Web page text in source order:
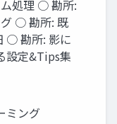
処理 ○ 勘所:
○ 勘所: 既
○ 勘所: 影に
設定&Tips集
ミング